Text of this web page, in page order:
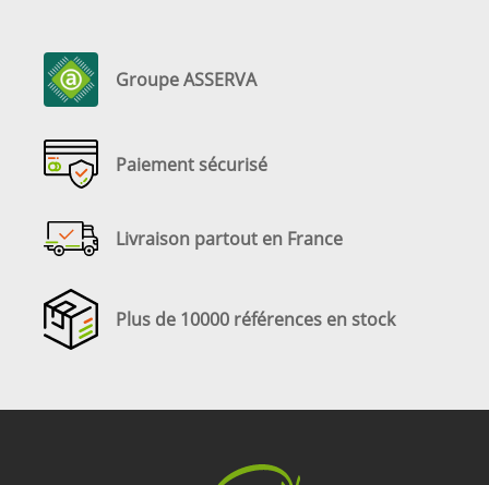
Groupe ASSERVA
Paiement sécurisé
Livraison partout en France
Plus de 10000 références en stock